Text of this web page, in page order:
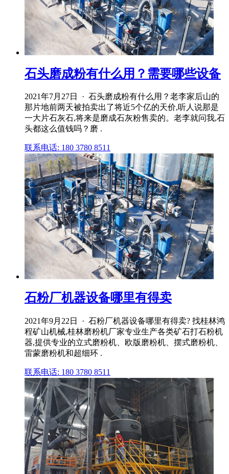
石头磨成粉有什么用？需要哪些设备
2021年7月27日 · 石头磨成粉有什么用？老李家后山的
那片地前两天被拍卖出了将近5个亿的天价,听人说那是
一大片石灰石,将来是磨成石灰粉售卖的。老李就问我,石
头都这么值钱吗？磨 .
联系电话: 180 3780 8511
石粉厂机器设备哪里有得卖
2021年9月22日 · 石粉厂机器设备哪里有得卖? 找桂林鸿
程矿山机械,桂林磨粉机厂家专业生产各类矿石打石粉机
器,提供专业的立式磨粉机、欧版磨粉机、摆式磨粉机、
雷蒙磨粉机和超细环 .
联系电话: 180 3780 8511